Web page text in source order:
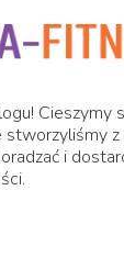
Cieszymy
stworzyliśmy
i